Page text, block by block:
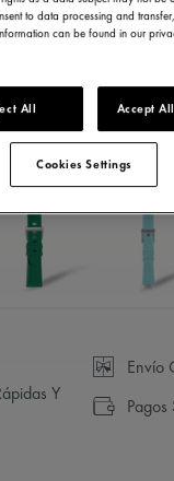
UNA
días
Envío
Y
Pagos
to data processing and
can be found in our
All Accept
Cookies Settings